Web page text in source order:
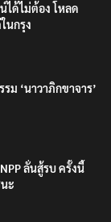
ได้ไม่ต้อง โหลด
นกรุง
ม ‘นาวาภิกขาจาร’
ลั่นสู้รบ ครั้งนี้
ะ